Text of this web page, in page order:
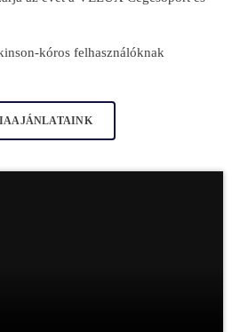
kóros felhasználóknak